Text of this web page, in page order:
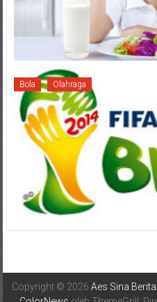
Bola Olahraga
Copyright © 2026 Aes Sina